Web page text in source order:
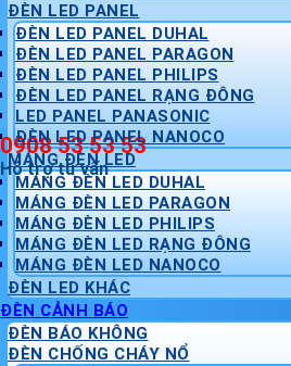
0908 53 53 53
Hỗ trợ tư vấn
ĐÈN LED PANEL
ĐÈN LED PANEL DUHAL
ĐÈN LED PANEL PARAGON
ĐÈN LED PANEL PHILIPS
ĐÈN LED PANEL RẠNG ĐÔNG
LED PANEL PANASONIC
ĐÈN LED PANEL NANOCO
MÁNG ĐÈN LED
MÁNG ĐÈN LED DUHAL
MÁNG ĐÈN LED PARAGON
MÁNG ĐÈN LED PHILIPS
MÁNG ĐÈN LED RẠNG ĐÔNG
MÁNG ĐÈN LED NANOCO
ĐÈN LED KHÁC
ĐÈN CẢNH BÁO
ĐÈN BÁO KHÔNG
ĐÈN CHỐNG CHÁY NỔ